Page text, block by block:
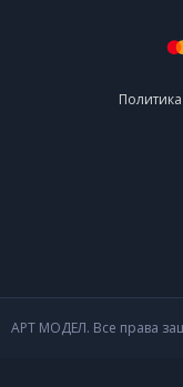
АРТ МОДЕЛ. Все права